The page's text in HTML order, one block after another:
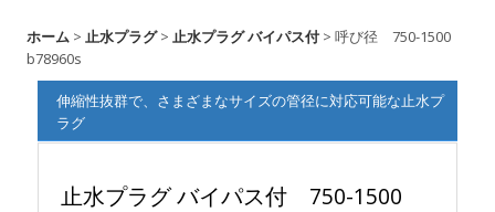
ホーム > 止水プラグ> 止水プラグ バイパス付> 呼び径 750-1500
b78960s
伸縮性抜群で、さまざまなサイズの管径に対応可能な止水プ
ラグ
止水プラグ バイパス付 750-1500